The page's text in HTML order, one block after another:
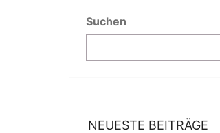
Suchen
NEUESTE BEITRÄGE